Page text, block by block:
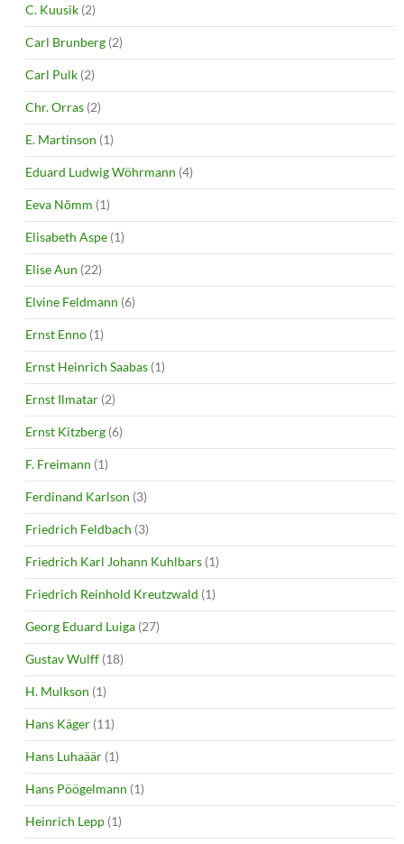
C. Kuusik (2)
Carl Brunberg (2)
Carl Pulk (2)
Chr. Orras (2)
E. Martinson (1)
Eduard Ludwig Wöhrmann (4)
Eeva Nõmm (1)
Elisabeth Aspe (1)
Elise Aun (22)
Elvine Feldmann (6)
Ernst Enno (1)
Ernst Heinrich Saabas (1)
Ernst Ilmatar (2)
Ernst Kitzberg (6)
F. Freimann (1)
Ferdinand Karlson (3)
Friedrich Feldbach (3)
Friedrich Karl Johann Kuhlbars (1)
Friedrich Reinhold Kreutzwald (1)
Georg Eduard Luiga (27)
Gustav Wulff (18)
H. Mulkson (1)
Hans Käger (11)
Hans Luhaäär (1)
Hans Pöögelmann (1)
Heinrich Lepp (1)